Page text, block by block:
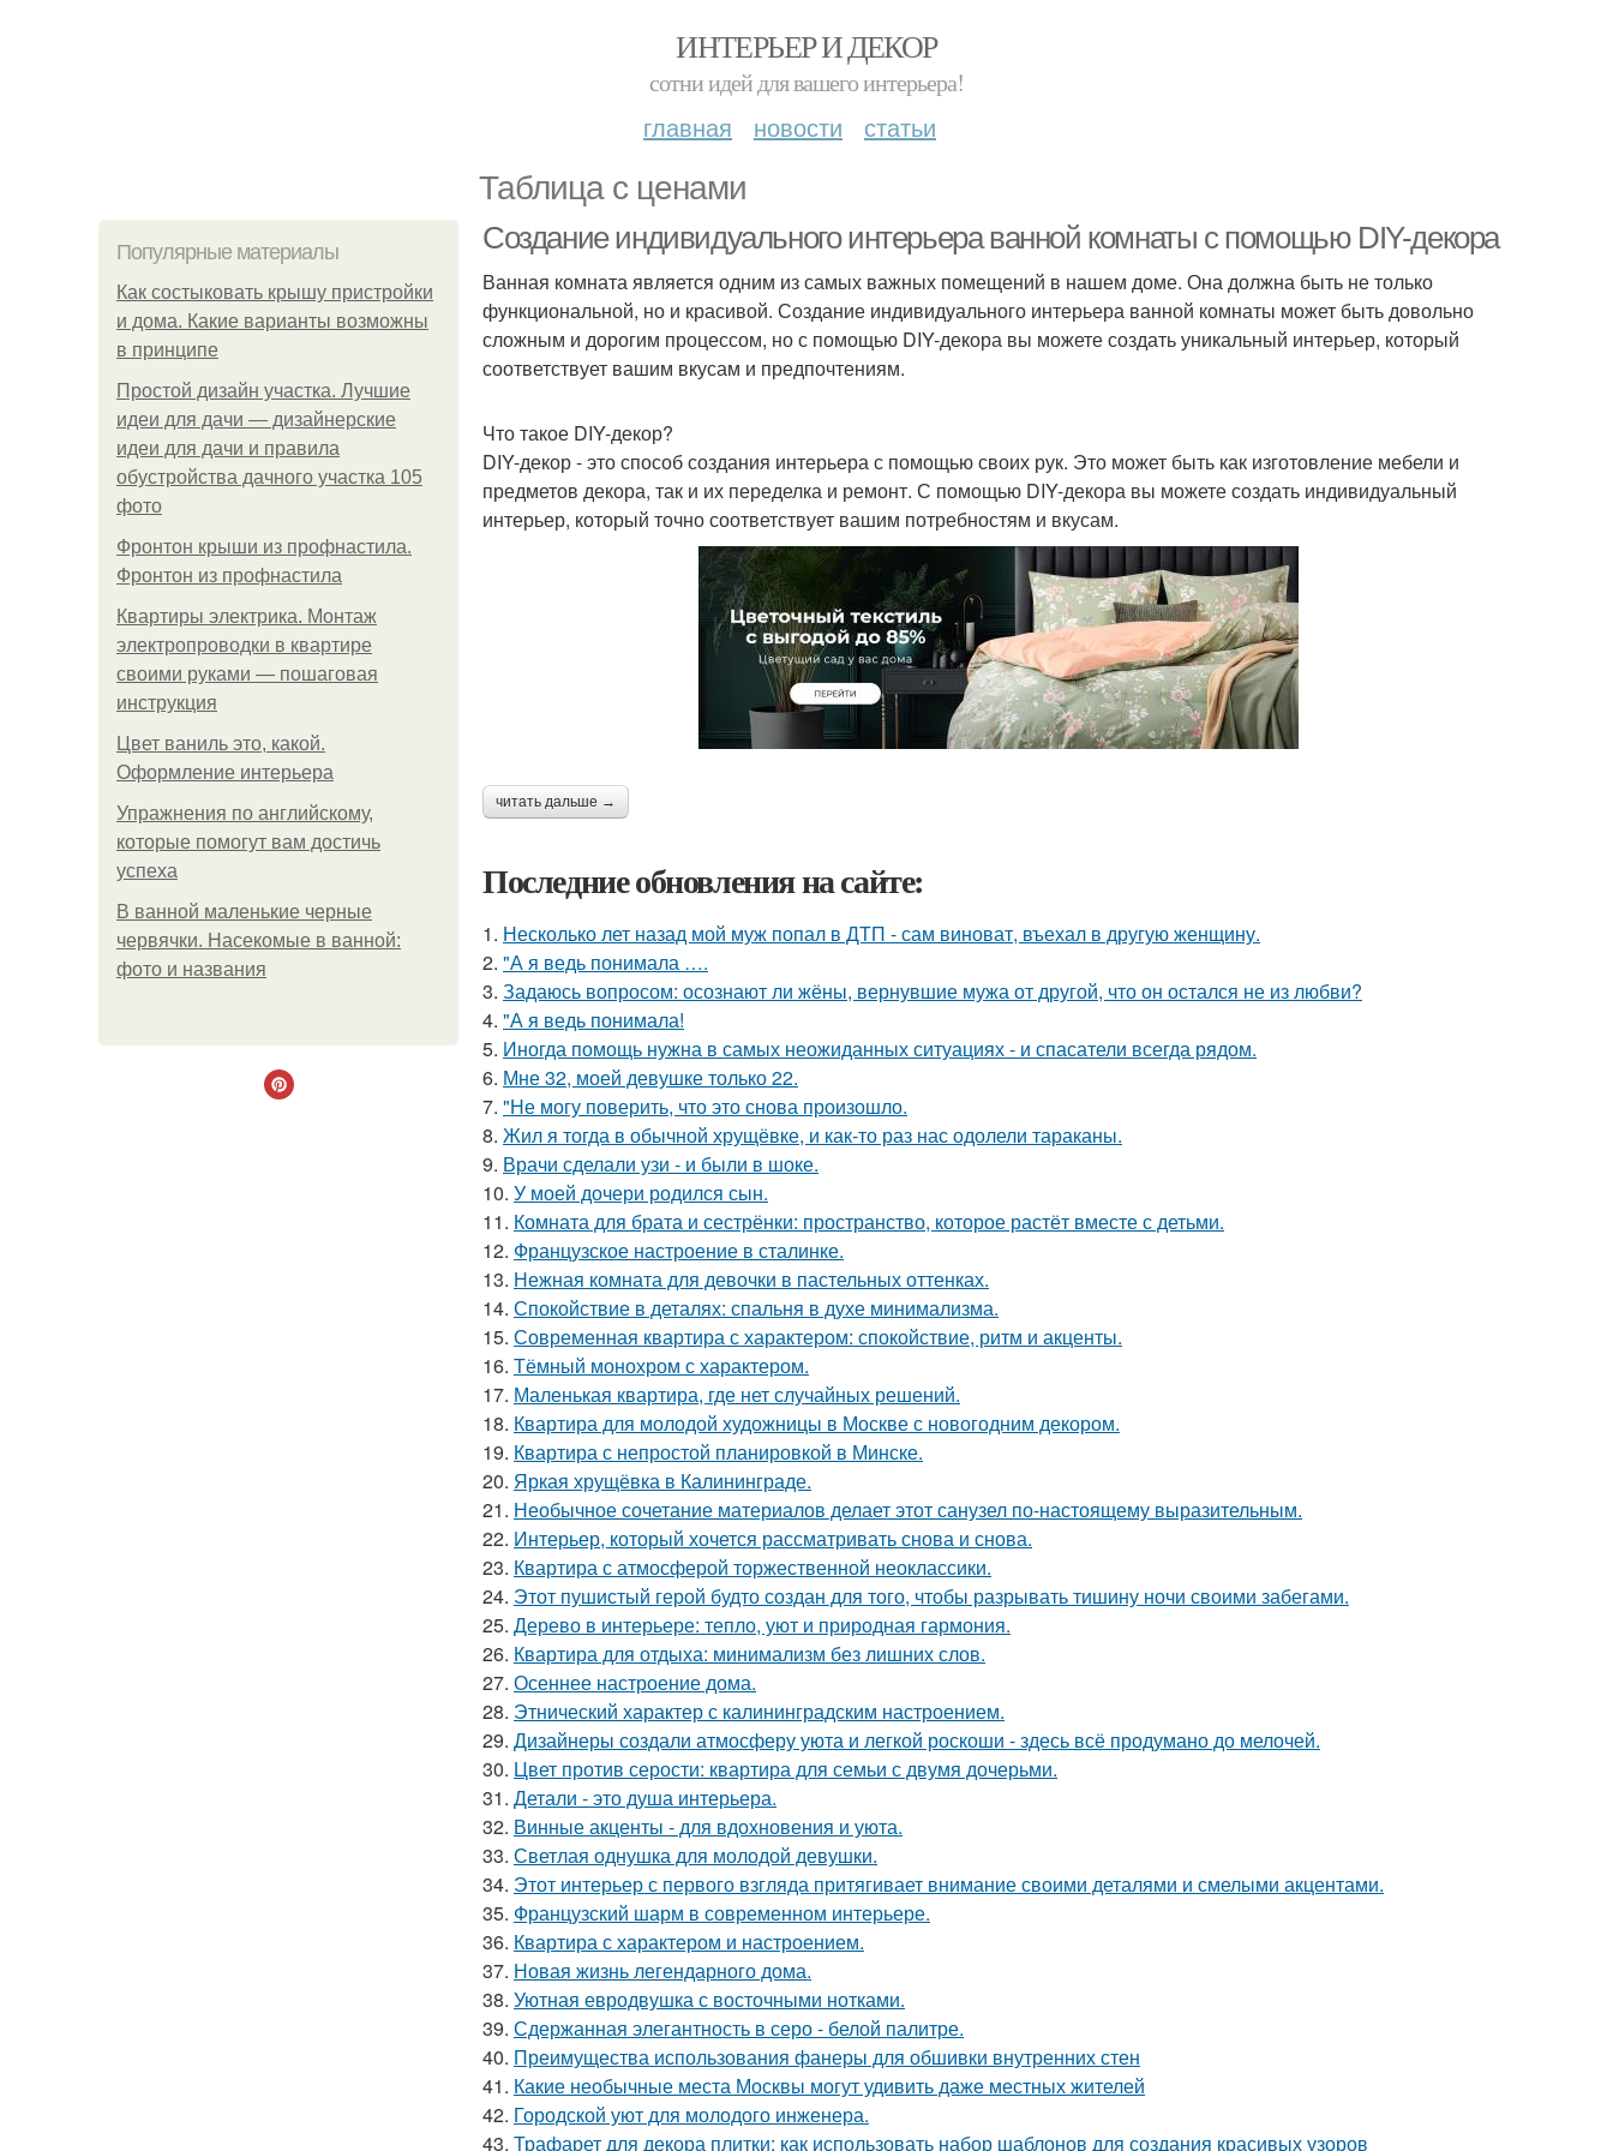
ИНТЕРЬЕР И ДЕКОР
сотни идей для вашего интерьера!
главная новости статьи
Таблица с ценами
Популярные материалы
Как состыковать крышу пристройки
и дома. Какие варианты возможны
в принципе
Простой дизайн участка. Лучшие
идеи для дачи — дизайнерские
идеи для дачи и правила
обустройства дачного участка 105
фото
Фронтон крыши из профнастила.
Фронтон из профнастила
Квартиры электрика. Монтаж
электропроводки в квартире
своими руками — пошаговая
инструкция
Цвет ваниль это, какой.
Оформление интерьера
Упражнения по английскому,
которые помогут вам достичь
успеха
В ванной маленькие черные
червячки. Насекомые в ванной:
фото и названия
Создание индивидуального интерьера ванной комнаты с помощью DIY-декора
Ванная комната является одним из самых важных помещений в нашем доме. Она должна быть не только
функциональной, но и красивой. Создание индивидуального интерьера ванной комнаты может быть довольно
сложным и дорогим процессом, но с помощью DIY-декора вы можете создать уникальный интерьер, который
соответствует вашим вкусам и предпочтениям.
Что такое DIY-декор?
DIY-декор - это способ создания интерьера с помощью своих рук. Это может быть как изготовление мебели и
предметов декора, так и их переделка и ремонт. С помощью DIY-декора вы можете создать индивидуальный
интерьер, который точно соответствует вашим потребностям и вкусам.
читать дальше →
Последние обновления на сайте:
1. Несколько лет назад мой муж попал в ДТП - сам виноват, въехал в другую женщину.
2. "А я ведь понимала ….
3. Задаюсь вопросом: осознают ли жёны, вернувшие мужа от другой, что он остался не из любви?
4. "А я ведь понимала!
5. Иногда помощь нужна в самых неожиданных ситуациях - и спасатели всегда рядом.
6. Мне 32, моей девушке только 22.
7. "Не могу поверить, что это снова произошло.
8. Жил я тогда в обычной хрущёвке, и как-то раз нас одолели тараканы.
9. Врачи сделали узи - и были в шоке.
10. У моей дочери родился сын.
11. Комната для брата и сестрёнки: пространство, которое растёт вместе с детьми.
12. Французское настроение в сталинке.
13. Нежная комната для девочки в пастельных оттенках.
14. Спокойствие в деталях: спальня в духе минимализма.
15. Современная квартира с характером: спокойствие, ритм и акценты.
16. Тёмный монохром с характером.
17. Маленькая квартира, где нет случайных решений.
18. Квартира для молодой художницы в Москве с новогодним декором.
19. Квартира с непростой планировкой в Минске.
20. Яркая хрущёвка в Калининграде.
21. Необычное сочетание материалов делает этот санузел по-настоящему выразительным.
22. Интерьер, который хочется рассматривать снова и снова.
23. Квартира с атмосферой торжественной неоклассики.
24. Этот пушистый герой будто создан для того, чтобы разрывать тишину ночи своими забегами.
25. Дерево в интерьере: тепло, уют и природная гармония.
26. Квартира для отдыха: минимализм без лишних слов.
27. Осеннее настроение дома.
28. Этнический характер с калининградским настроением.
29. Дизайнеры создали атмосферу уюта и легкой роскоши - здесь всё продумано до мелочей.
30. Цвет против серости: квартира для семьи с двумя дочерьми.
31. Детали - это душа интерьера.
32. Винные акценты - для вдохновения и уюта.
33. Светлая однушка для молодой девушки.
34. Этот интерьер с первого взгляда притягивает внимание своими деталями и смелыми акцентами.
35. Французский шарм в современном интерьере.
36. Квартира с характером и настроением.
37. Новая жизнь легендарного дома.
38. Уютная евродвушка с восточными нотками.
39. Сдержанная элегантность в серо - белой палитре.
40. Преимущества использования фанеры для обшивки внутренних стен
41. Какие необычные места Москвы могут удивить даже местных жителей
42. Городской уют для молодого инженера.
43. Трафарет для декора плитки: как использовать набор шаблонов для создания красивых узоров